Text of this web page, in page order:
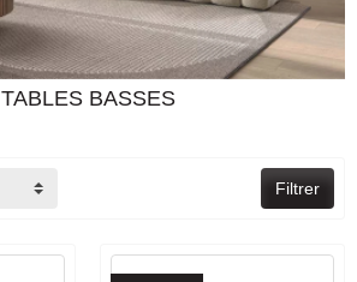
TABLES BASSES
Filtrer